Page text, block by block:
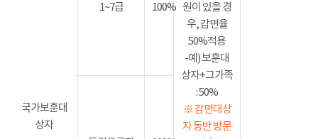
국가보훈대
상자
1~7급 100% 원이 있을 경
우, 감면율
50%적용
-예) 보훈대
상자+그가족
: 50%
※ 감면대상
자 동반 방문